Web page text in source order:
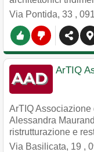
Via Pontida, 33 ,
ArTIQ
ArTIQ
Alessandra
ristrutturazione e
Via Basilicata, 19 ,